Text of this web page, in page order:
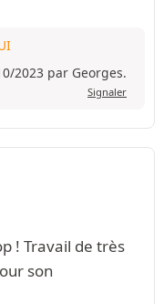
2023 par Georges.
Signaler
! Travail de très
son